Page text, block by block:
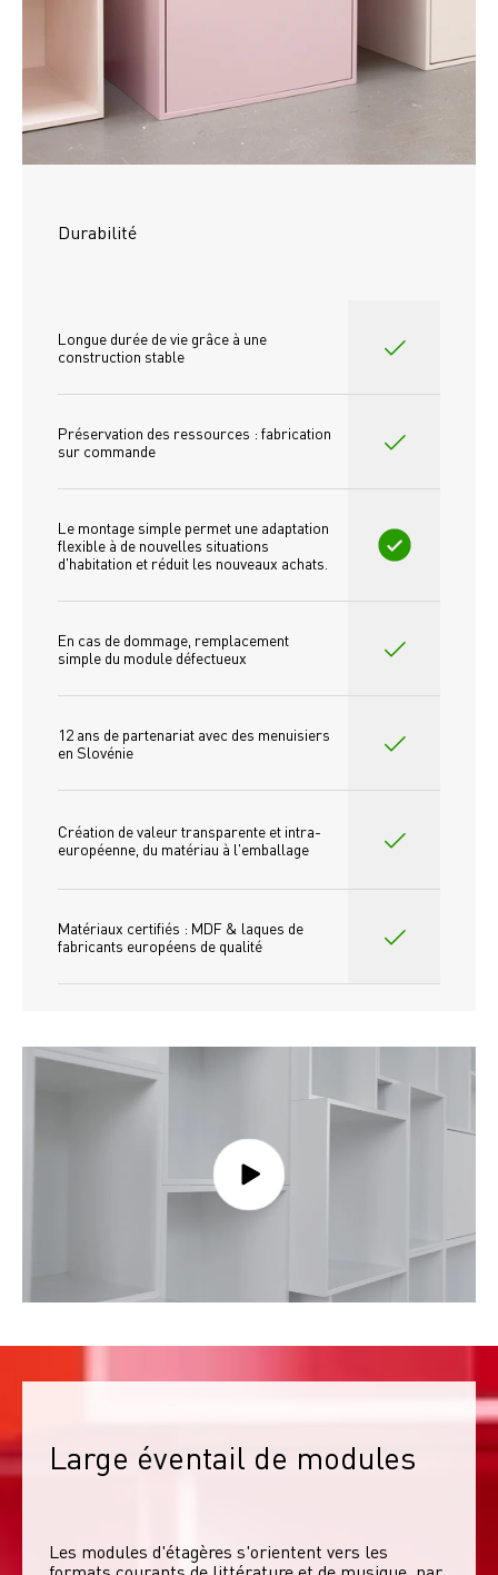
Durabilité
Longue durée de vie grâce à une
construction stable
Préservation des ressources : fabrication
sur commande
Le montage simple permet une adaptation
flexible à de nouvelles situations
d'habitation et réduit les nouveaux achats.
En cas de dommage, remplacement
simple du module défectueux
12 ans de partenariat avec des menuisiers
en Slovénie
Création de valeur transparente et intra-
européenne, du matériau à l'emballage
Matériaux certifiés : MDF & laques de
fabricants européens de qualité
Large éventail de modules
Les modules d'étagères s'orientent vers les